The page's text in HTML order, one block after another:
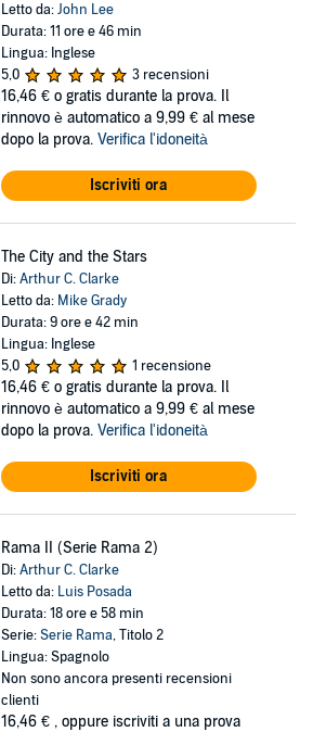
Letto da:John Lee
Durata: 11 ore e 46 min
Lingua: Inglese
5,0
3 recensioni
16,46 € o gratis durante la prova. Il
rinnovo è automatico a 9,99 € al mese
dopo la prova. Verifica l'idoneità
Iscriviti ora
The City and the Stars
Di:Arthur C. Clarke
Letto da: Mike Grady
Durata: 9 ore e 42 min
Lingua: Inglese
5,0
1 recensione
16,46 € o gratis durante la prova. Il
rinnovo è automatico a 9,99 € al mese
dopo la prova. Verifica l'idoneità
Iscriviti ora
Rama II (Serie Rama 2)
Di:Arthur C. Clarke
Letto da: Luis Posada
Durata: 18 ore e 58 min
Serie:Serie Rama, Titolo 2
Lingua: Spagnolo
Non sono ancora presenti recensioni
clienti
16,46 € , oppure iscriviti a una prova